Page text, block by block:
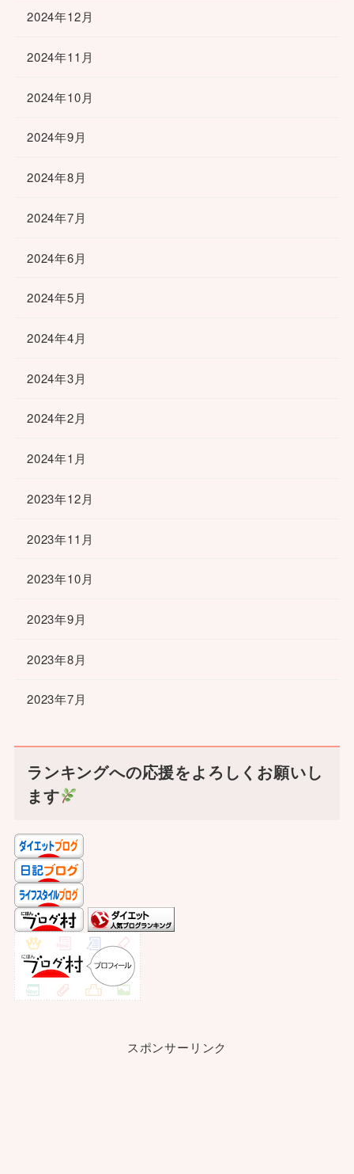
2024年12月
2024年11月
2024年10月
2024年9月
2024年8月
2024年7月
2024年6月
2024年5月
2024年4月
2024年3月
2024年2月
2024年1月
2023年12月
2023年11月
2023年10月
2023年9月
2023年8月
2023年7月
ランキングへの応援をよろしくお願いし
ます
スポンサーリンク